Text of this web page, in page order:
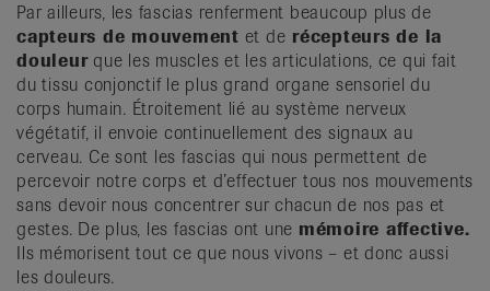
Par ailleurs, les fascias renferment beaucoup plus de
capteurs de mouvement et de récepteurs de la
douleurque les muscles et les articulations, ce qui fait
du tissu conjonctif le plus grand organe sensoriel du
corps humain. Étroitement lié au système nerveux
végétatif, il envoie continuellement des signaux au
cerveau. Ce sont les fascias qui nous permettent de
percevoir notre corps et d’effectuer tous nos mouvements
sans devoir nous concentrer sur chacun de nos pas et
gestes. De plus, les fascias ont une mémoire affective.
Ils mémorisent tout ce que nous vivons – et donc aussi
les douleurs.